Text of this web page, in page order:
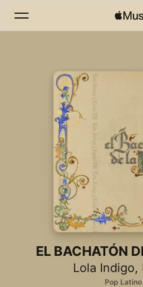
Home
Install
EL BACHATÓN
Lola Indigo,
Pop Latino